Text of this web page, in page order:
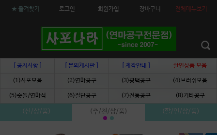
★ 즐겨찾기 로그인 회원가입 장바구니 전체메뉴보기
[ 공지사항 ] [ 문의게시판 ] [ 제작안내 ] 할인상품 모음
(1)사포모음 (2)연마공구 (3)광택공구 (4)브러쉬모음
(5)숫돌/연마석 (6)절단공구 (7)전동공구 (8)기타공구
(신/상/품) (추/천/상/품) (할/인/상/품)